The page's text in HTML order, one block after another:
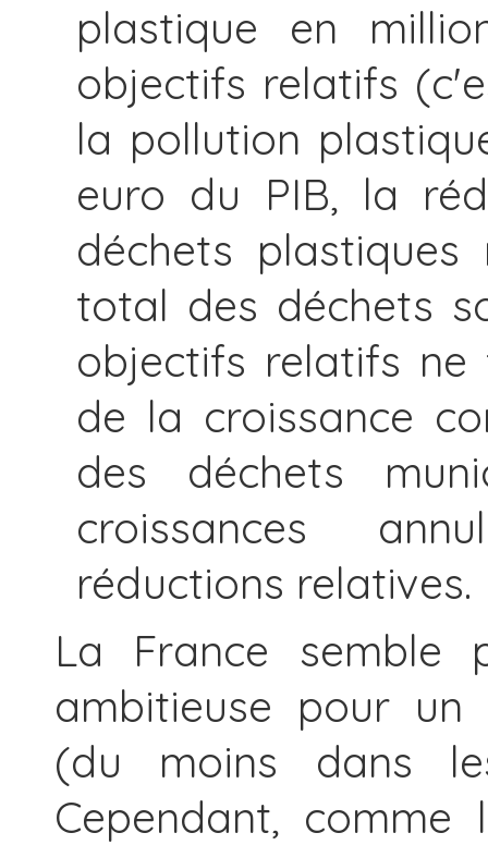
plastique en
objectifs relatifs
la pollution
euro du PIB, la
déchets
total des déchets
objectifs relatifs
de la croissance
des déchets
croissances
réductions relatives.
La France semble
ambitieuse pour
(du moins dans
Cependant,